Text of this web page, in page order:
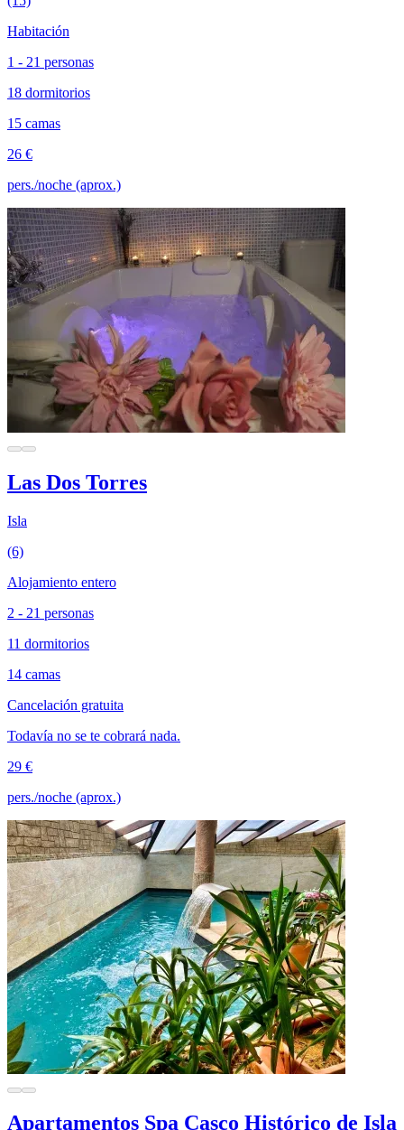
Habitación
1 - 21 personas
18 dormitorios
15 camas
26 €
pers./noche (aprox.)
Las Dos Torres
Isla
(6)
Alojamiento entero
2 - 21 personas
11 dormitorios
14 camas
Cancelación gratuita
Todavía no se te cobrará nada.
29 €
pers./noche (aprox.)
Apartamentos Spa Casco Histórico de Isla